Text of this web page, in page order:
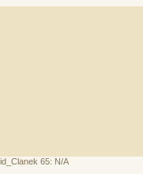
id_Clanek 65: N/A